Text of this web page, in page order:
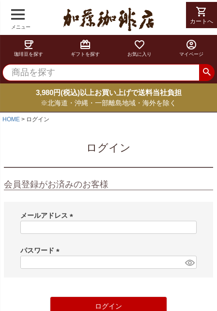
メニュー
shopping_cart
カートへ
coffee
珈琲豆を探す
card_giftcard
ギフトを探す
favorite_border
お気に入り
account_circle
マイページ
3,980円(税込)以上お買い上げで送料当社負担
※北海道・沖縄・一部離島地域・海外を除く
HOME ログイン
ログイン
会員登録がお済みのお客様
メールアドレス
)
パスワード
ログイン